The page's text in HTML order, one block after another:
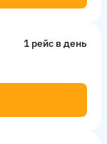
1 рейс в день